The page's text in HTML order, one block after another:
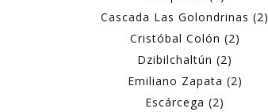
Cascada Las Golondrinas (2)
Cristóbal Colón (2)
Dzibilchaltún (2)
Emiliano Zapata (2)
Escárcega (2)